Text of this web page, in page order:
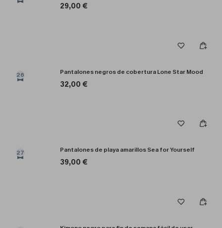
29,00 €
26 Pantalones negros de cobertura Lone Star Mood
32,00 €
27 Pantalones de playa amarillos Sea for Yourself
39,00 €